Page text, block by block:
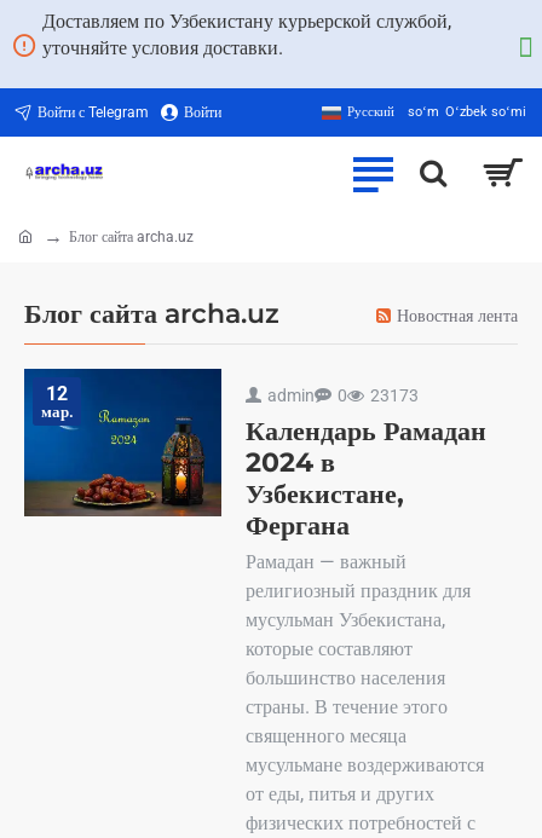
Доставляем по Узбекистану курьерской службой,
уточняйте условия доставки.
Войти с Telegram Войти Русский soʻm Oʻzbek soʻmi
Блог сайта archa.uz Новостная лента
Блог сайта archa.uz
12
мар.
admin 0 23173
Календарь Рамадан
2024 в
Узбекистане,
Фергана
Рамадан — важный
религиозный праздник для
мусульман Узбекистана,
которые составляют
большинство населения
страны. В течение этого
священного месяца
мусульмане воздерживаются
от еды, питья и других
физических потребностей с